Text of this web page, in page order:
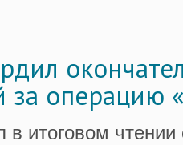
за операцию
в итоговом